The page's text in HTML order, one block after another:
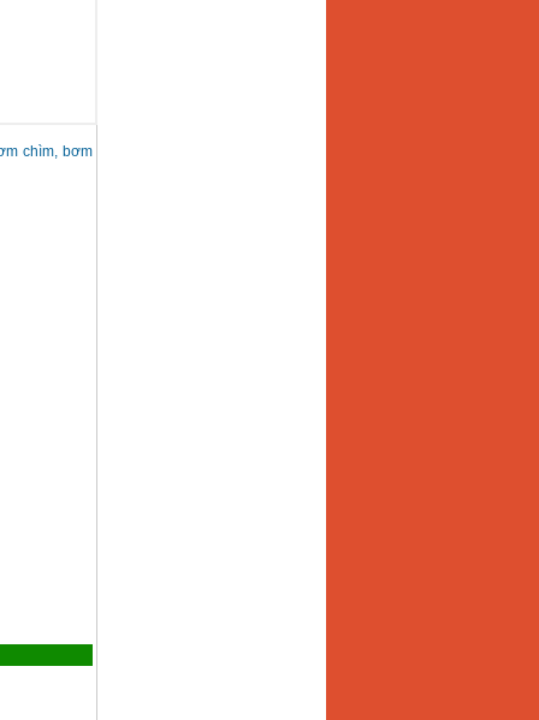
chìm, bơm